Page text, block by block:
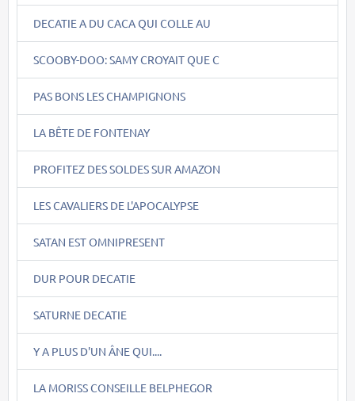
DECATIE A DU CACA QUI COLLE AU
SCOOBY-DOO: SAMY CROYAIT QUE C
PAS BONS LES CHAMPIGNONS
LA BÊTE DE FONTENAY
PROFITEZ DES SOLDES SUR AMAZON
LES CAVALIERS DE L'APOCALYPSE
SATAN EST OMNIPRESENT
DUR POUR DECATIE
SATURNE DECATIE
Y A PLUS D'UN ÂNE QUI....
LA MORISS CONSEILLE BELPHEGOR